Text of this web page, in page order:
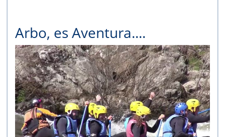
Arbo, es Aventura....